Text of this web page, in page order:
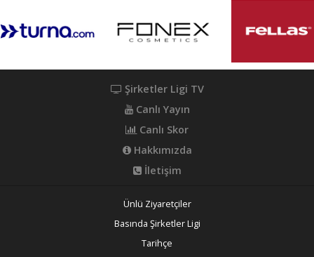
Şirketler Ligi TV
Canlı Yayın
Canlı Skor
Hakkımızda
İletişim
Ünlü Ziyaretçiler
Basında Şirketler Ligi
Tarihçe